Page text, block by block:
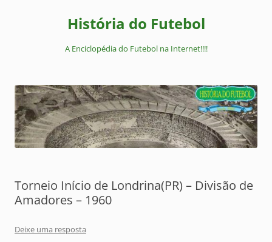
História do Futebol
A Enciclopédia do Futebol na Internet!!!!
Torneio Início de Londrina(PR) – Divisão de
Amadores – 1960
Deixe uma resposta